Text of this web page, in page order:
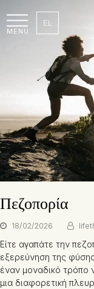
EL
MENU
Πεζοπορία
18/02/2026
Είτε αγαπάτε την
εξερεύνηση της
έναν μοναδικό τρόπο
μια διαφορετική